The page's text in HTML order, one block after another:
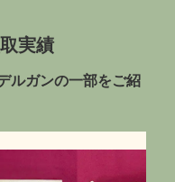
実績
ルガンの一部をご紹